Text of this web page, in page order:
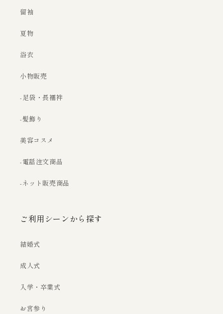
留袖
夏物
浴衣
小物販売
-足袋・長襦袢
-髪飾り
美容コスメ
-電話注文商品
-ネット販売商品
ご利用シーンから探す
結婚式
成人式
入学・卒業式
お宮参り